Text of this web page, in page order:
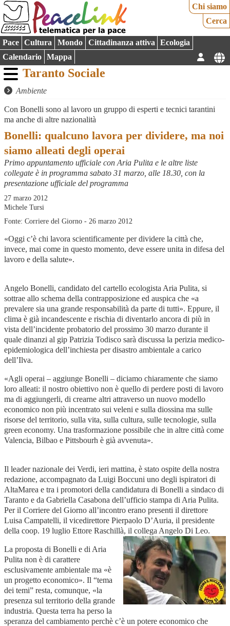
Chi siamo
Cerca
Pace Cultura Mondo Cittadinanza attiva
Ecologia
Calendario
Mappa
Taranto Sociale
Ambiente
Con Bonelli sono al lavoro un gruppo di esperti e tecnici tarantini
ma anche di altre nazionalità
Bonelli: qualcuno lavora per dividere, ma noi
siamo alleati degli operai
Primo appuntamento ufficiale con Aria Pulita e le altre liste
collegate è in programma sabato 31 marzo, alle 18.30, con la
presentazione ufficiale del programma
27 marzo 2012
Michele Tursi
Fonte: Corriere del Giorno - 26 marzo 2012
«Oggi c’è chi lavora scientificamente per dividere la città che,
invece, mai come in questo momento, deve essere unita in difesa del
lavoro e della salute».
Angelo Bonelli, candidato del cartello ecologista Aria Pulita, si
sottrae allo schema della contrapposizione ed auspica che «a
prevalere sia una grande responsabilità da parte di tutti». Eppure, il
clima è già incandescente e rischia di diventarlo ancora di più in
vista dell’incidente probatorio del prossimo 30 marzo durante il
quale dinanzi al gip Patrizia Todisco sarà discussa la perizia medico-
epidemiologica dell’inchiesta per disastro ambientale a carico
dell’Ilva.
«Agli operai – aggiunge Bonelli – diciamo chiaramente che siamo
loro alleati: il nostro obiettivo non è quello di perdere posti di lavoro
ma di aggiungerli, di crearne altri attraverso un nuovo modello
economico non più incentrato sui veleni e sulla diossina ma sulle
risorse del territorio, sulla vita, sulla cultura, sulle tecnologie, sulla
green economy. Una trasformazione possibile che in altre città come
Valencia, Bilbao e Pittsbourh è già avvenuta».
Il leader nazionale dei Verdi, ieri mattina, è stato ospite della nostra
redazione, accompagnato da Luigi Boccuni uno degli ispiratori di
AltaMarea e tra i promotori della candidatura di Bonelli a sindaco di
Taranto e da Gabriella Casabona dell’ufficio stampa di Aria Pulita.
Per il Corriere del Giorno all’incontro erano presenti il direttore
Luisa Campatelli, il vicedirettore Pierpaolo D’Auria, il presidente
della coop. 19 luglio Ettore Raschillà, il collega Angelo Di Leo.
La proposta di Bonelli e di Aria
Pulita non è di carattere
esclusivamente ambientale ma «è
un progetto economico». Il “tema
dei temi” resta, comunque, «la
presenza sul territorio della grande
industria. Questa terra ha perso la
speranza del cambiamento perchè c’è un potere economico che